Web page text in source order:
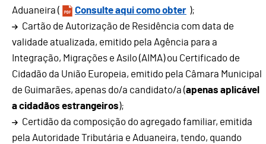
Aduaneira (
Consulte aqui como obter );
Cartão de Autorização de Residência com data de
validade atualizada, emitido pela Agência para a
Integração, Migrações e Asilo (AIMA) ou Certificado de
Cidadão da União Europeia, emitido pela Câmara Municipal
de Guimarães, apenas do/a candidato/a (apenas aplicável
a cidadãos estrangeiros);
Certidão da composição do agregado familiar, emitida
pela Autoridade Tributária e Aduaneira, tendo, quando